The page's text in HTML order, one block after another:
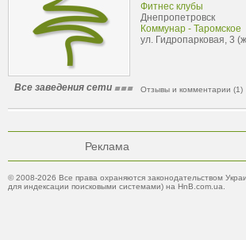
Фитнес клубы
Днепропетровск
Коммунар - Таромское
ул. Гидропарковая, 3
Все заведения сети Отзывы и комментарии (1)
Реклама
© 2008-2026 Все права охраняются законодательством
для индексации поисковыми системами) на HnB.com.ua.